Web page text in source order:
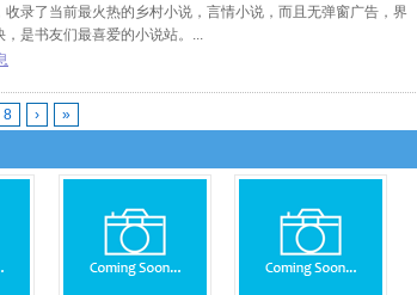
录了当前最火热的乡村小说，言情小说，而且无弹窗广告，界
是书友们最喜爱的小说站。
8 › »